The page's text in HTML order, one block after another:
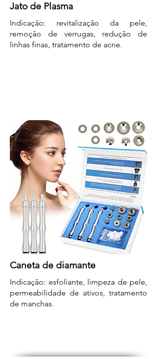
Jato de Plasma
Indicação: revitalização da pele,
remoção de verrugas, redução de
linhas finas, tratamento de acne.
Caneta de diamante
Indicação: esfoliante, limpeza de pele,
permeabilidade de ativos, tratamento
de manchas.